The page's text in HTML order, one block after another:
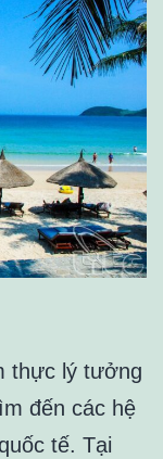
thực lý tưởng
đến các hệ
tế. Tại